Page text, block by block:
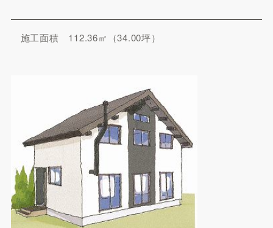
施工面積 112.36㎡（34.00坪）